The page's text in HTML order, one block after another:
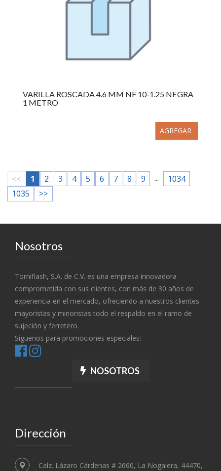
VARILLA ROSCADA 4.6 MM NF 10-1.25 NEGRA
1 METRO
AGREGAR
<< 1 2 3 4 5 6 7 8 9 ...
1034
1035
>>
Nosotros
Torniflash, S.A. de C.V. es una empresa innovadora
comprometida con sus clientes, con más de 30 años de
experiencia en el mercado, ofreciendo a nuestros clientes
mayoristas y minoristas todo el respaldo en el ramo de
sujeción y ferretero.
Síguenos para promociones especiales:
NOSOTROS
Dirección
Calz. Lázaro Cárdenas # 2660, La Nogalera, 44470,